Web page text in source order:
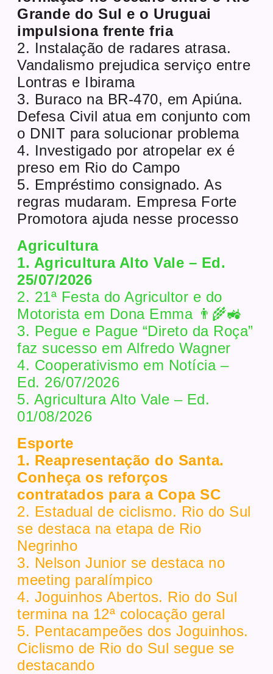
Grande do Sul e o Uruguai
impulsiona frente fria
2. Instalação de radares atrasa.
Vandalismo prejudica serviço entre
Lontras e Ibirama
3. Buraco na BR-470, em Apiúna.
Defesa Civil atua em conjunto com
o DNIT para solucionar problema
4. Investigado por atropelar ex é
preso em Rio do Campo
5. Empréstimo consignado. As
regras mudaram. Empresa Forte
Promotora ajuda nesse processo
Agricultura
1. Agricultura Alto Vale – Ed.
25/07/2026
2. 21ª Festa do Agricultor e do
Motorista em Dona Emma 👨‍🌾🚜
3. Pegue e Pague “Direto da Roça”
faz sucesso em Alfredo Wagner
4. Cooperativismo em Notícia –
Ed. 26/07/2026
5. Agricultura Alto Vale – Ed.
01/08/2026
Esporte
1. Reapresentação do Santa.
Conheça os reforços
contratados para a Copa SC
2. Estadual de ciclismo. Rio do Sul
se destaca na etapa de Rio
Negrinho
3. Nelson Junior se destaca no
meeting paralímpico
4. Joguinhos Abertos. Rio do Sul
termina na 12ª colocação geral
5. Pentacampeões dos Joguinhos.
Ciclismo de Rio do Sul segue se
destacando